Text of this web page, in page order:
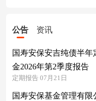
公告 资讯
国寿安保安吉纯债半
金2026年第2季度报告
定期报告 07月21日
国寿安保基金管理有